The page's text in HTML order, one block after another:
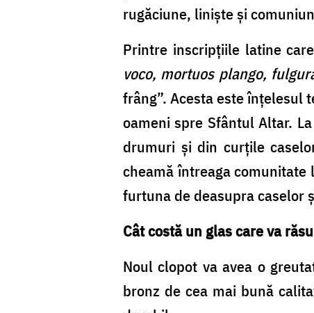
rugăciune, liniște și
Printre inscripțiile latine
voco, mortuos plango,
frâng”. Acesta este înțelesul
oameni spre Sfântul Altar.
drumuri și din curțile
cheamă întreaga
furtuna de deasupra caselor
Cât costă un glas care va
Noul clopot va avea o
bronz de cea mai bună